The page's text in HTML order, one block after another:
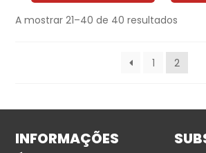
A mostrar 21–40 de 40 resultados
1 2
INFORMAÇÕES